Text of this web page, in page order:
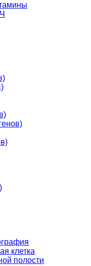
клетка
полости